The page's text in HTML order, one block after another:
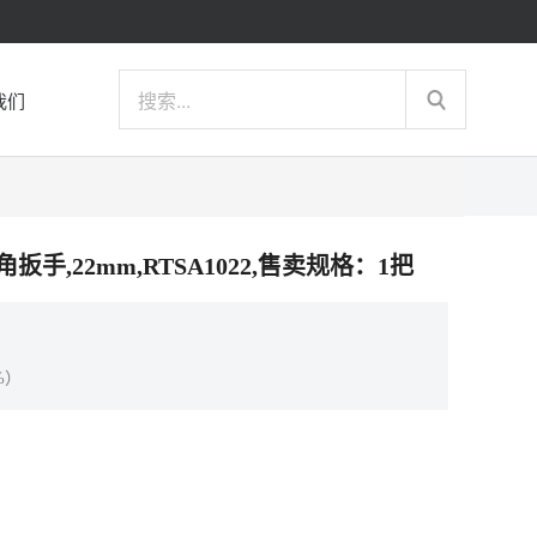
们
扳手,22mm,RTSA1022,售卖规格：1把